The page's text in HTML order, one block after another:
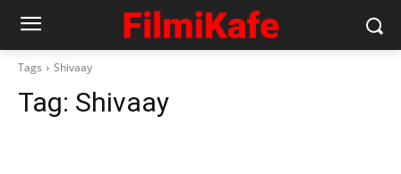
Tags Shivaay
Tag: Shivaay